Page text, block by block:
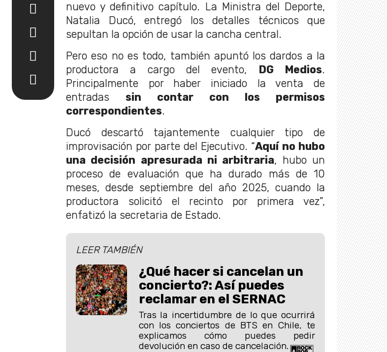
nuevo y definitivo capítulo. La Ministra del Deporte,
Natalia Ducó, entregó los detalles técnicos que
sepultan la opción de usar la cancha central.
Pero eso no es todo, también apuntó los dardos a la
productora a cargo del evento, DG Medios.
Principalmente por haber iniciado la venta de
entradas sin contar con los permisos
correspondientes.
Ducó descartó tajantemente cualquier tipo de
improvisación por parte del Ejecutivo. “Aquí no hubo
una decisión apresurada ni arbitraria, hubo un
proceso de evaluación que ha durado más de 10
meses, desde septiembre del año 2025, cuando la
productora solicitó el recinto por primera vez”,
enfatizó la secretaria de Estado.
LEER TAMBIÉN
¿Qué hacer si cancelan un
concierto?: Así puedes
reclamar en el SERNAC
Tras la incertidumbre de lo que ocurrirá
con los conciertos de BTS en Chile, te
explicamos cómo puedes pedir
devolución en caso de cancelación.